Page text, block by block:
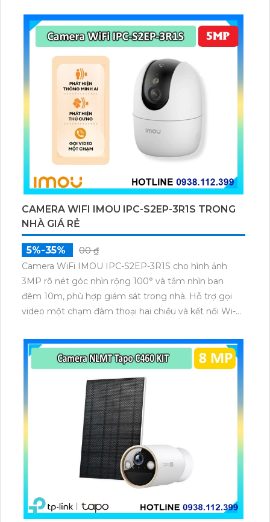
dữ liệu qua thẻ microSD lên đến 512GB.
CAMERA WIFI IMOU IPC-S2EP-3R1S TRONG
NHÀ GIÁ RẺ
5%-35%
00 ₫
Camera WiFi IMOU IPC-S2EP-3R1S cho hình ảnh
3MP rõ nét góc nhìn rộng 100° và tầm nhìn ban
đêm 10m, phù hợp giám sát trong nhà. Hỗ trợ gọi
video một chạm đàm thoại hai chiều và kết nối Wi-Fi
microSD tối đa 256GB hoặc lưu đám mây dễ lắp đặt
cho gia đình và văn phòng nhỏ.